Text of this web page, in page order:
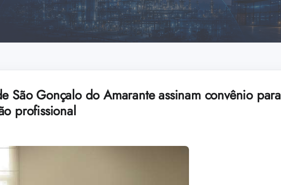
São Gonçalo do Amarante assinam convênio para
profissional